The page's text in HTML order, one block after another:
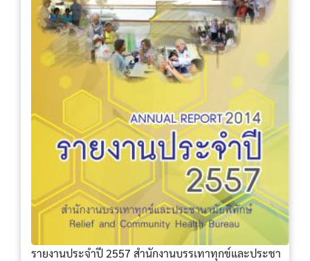
รายงานประจำปี 2557 สำนักงานบรรเทาทุกข์และประชา